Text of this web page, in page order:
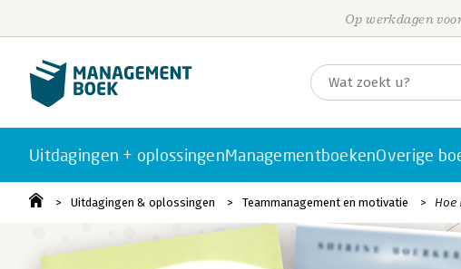
Op werkdagen
Uitdagingen + oplossingenManagementboekenOverige
Uitdagingen & oplossingen Teammanagement en motivatie Hoe